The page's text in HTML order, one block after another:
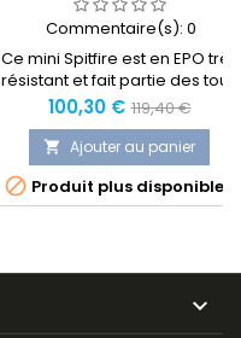
Commentaire(s): 0
Ce mini Spitfire est en EPO très
résistant et fait partie des tous
derniers modèles de Warbird
de la gamme Freewing.
Prix
100,30 € Prix
normal
119,40 €
 Ajouter au panier
 Produit plus disponible
